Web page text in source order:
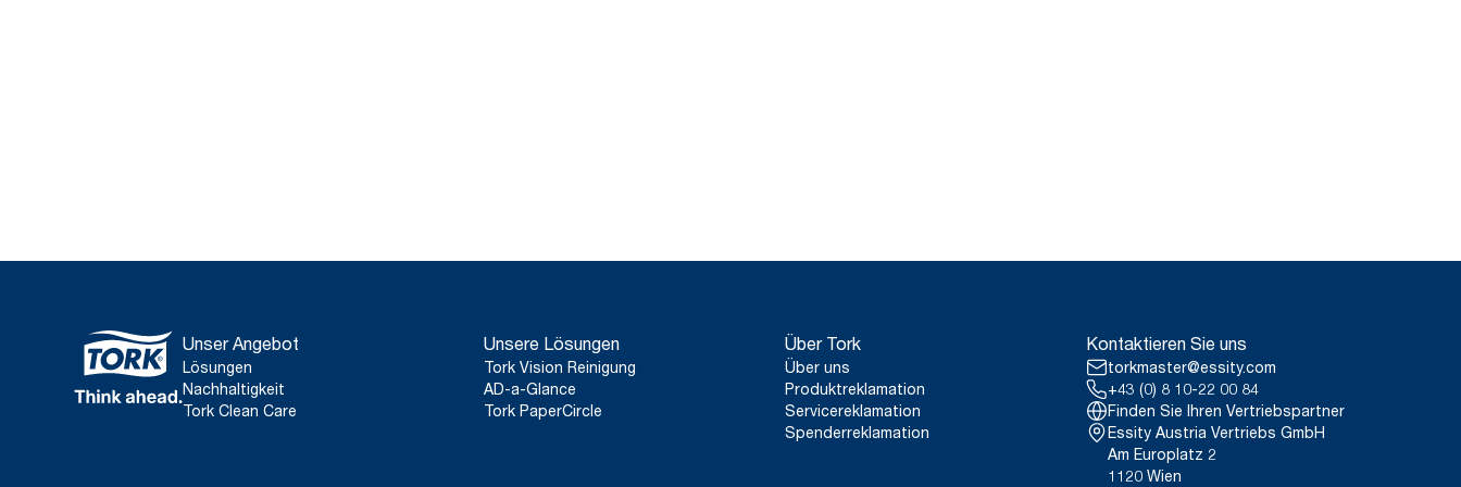
Unser Angebot
Lösungen
Nachhaltigkeit
Tork Clean Care
Unsere Lösungen
Tork Vision Reinigung
AD-a-Glance
Tork PaperCircle
Über Tork
Über uns
Produktreklamation
Servicereklamation
Spenderreklamation
Kontaktieren Sie uns
torkmaster@essity.com
+43 (0) 8 10-22 00 84
Finden Sie Ihren Vertriebspartner
Essity Austria Vertriebs GmbH
Am Europlatz 2
1120 Wien